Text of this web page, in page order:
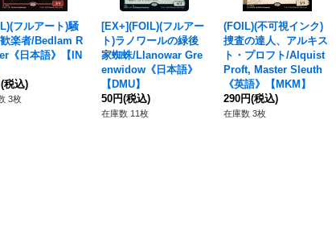
フルアート)騒
楽者/Bedlam R
《日本語》【IN
(税込)
3枚
[EX+](FOIL)(フルアー
ト)ラノワールの緑後
家蜘蛛/Llanowar Gre
enwidow《日本語》
【DMU】
50円(税込)
在庫数 11枚
(FOIL)(不可視インク)
捜査の達人、アルキス
ト・プロフト/Alquist
Proft, Master Sleuth
《英語》【MKM】
290円(税込)
在庫数 3枚